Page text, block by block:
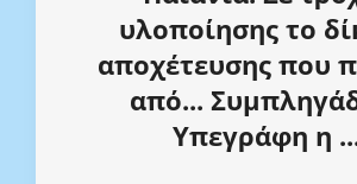
υλοποίησης το
αποχέτευσης που
από...
Υπεγράφη η